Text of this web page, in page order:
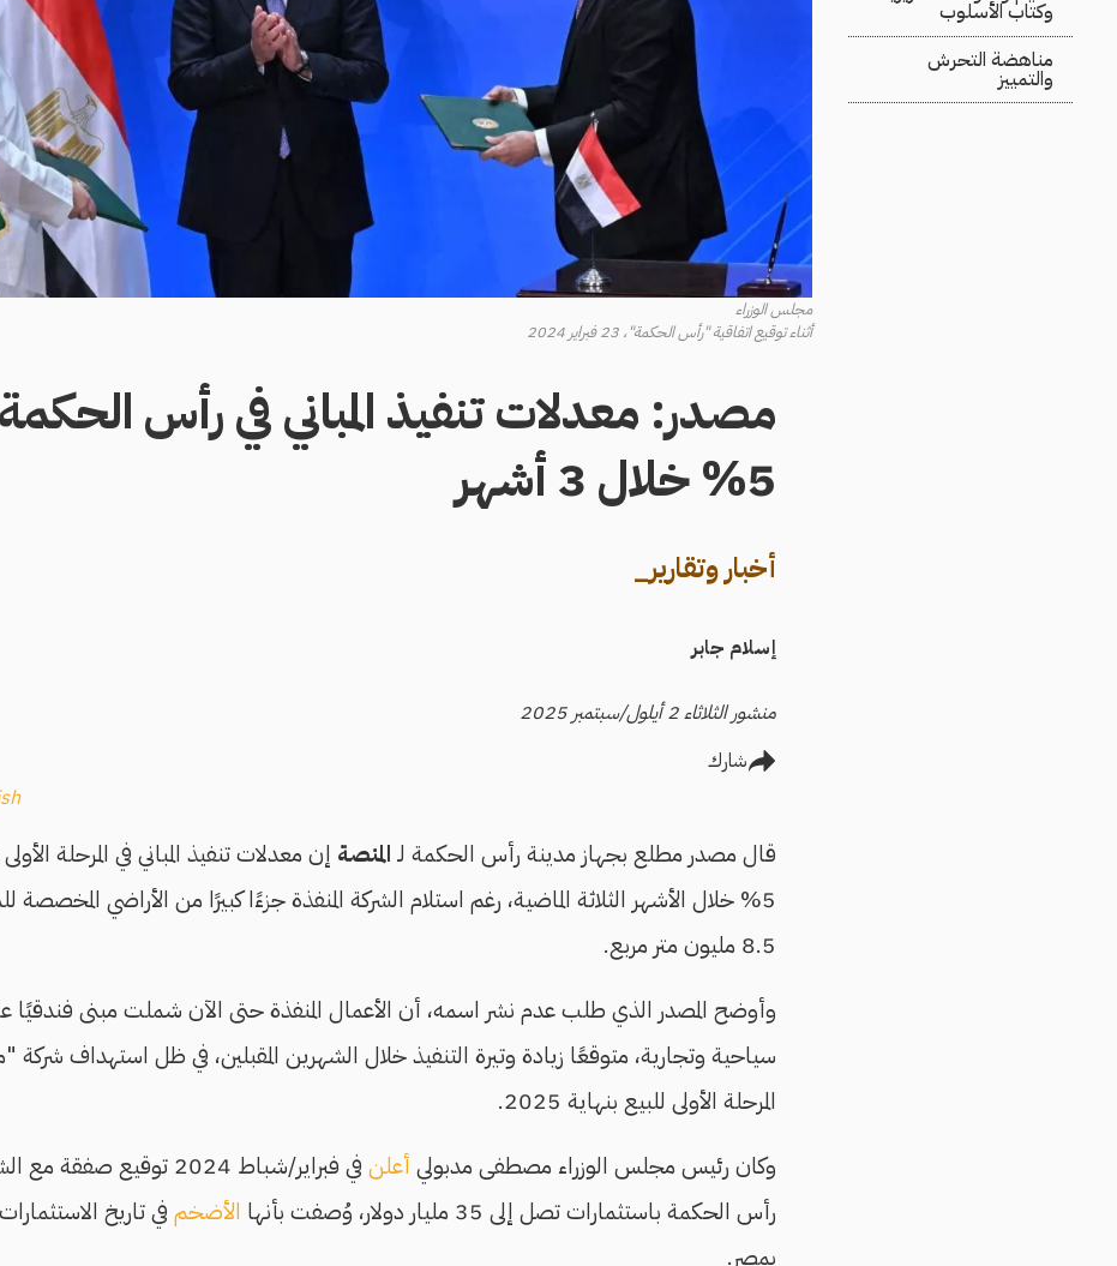
وكتاب الأسلوب
مناهضة التحرش
والتمييز
مجلس الوزراء
أثناء توقيع اتفاقية "رأس الحكمة"، 23 فبراير 2024
مصدر: معدلات تنفيذ المباني في رأس الحكمة
5% خلال 3 أشهر
أخبار وتقارير_
إسلام جابر
منشور الثلاثاء 2 أيلول/سبتمبر 2025
شارك
قال مصدر مطلع بجهاز مدينة رأس الحكمة لـ المنصة إن معدلات تنفيذ المباني في المرحلة
5% خلال الأشهر الثلاثة الماضية، رغم استلام الشركة المنفذة جزءًا كبيرًا من الأراضي المخصصة
8.5 مليون متر مربع.
وأوضح المصدر الذي طلب عدم نشر اسمه، أن الأعمال المنفذة حتى الآن شملت مبنى فندقيًا
سياحية وتجارية، متوقعًا زيادة وتيرة التنفيذ خلال الشهرين المقبلين، في ظل استهداف شركة
المرحلة الأولى للبيع بنهاية 2025.
وكان رئيس مجلس الوزراء مصطفى مدبولي أعلن
في فبراير/شباط 2024 توقيع
رأس الحكمة باستثمارات تصل إلى 35 مليار دولار، وُصفت بأنها
الأضخمفي تاريخ الاستثمارات
بمصر.